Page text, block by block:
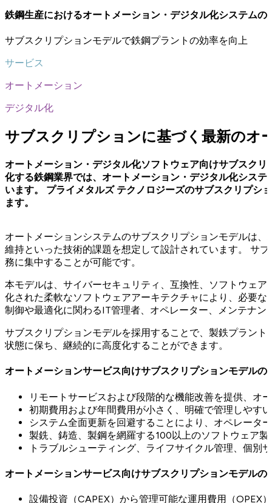
鉄鋼生産におけるオートメーション・デジタル化システムの
サブスクリプションモデルで鉄鋼プラントの効率を向上
サービス
オートメーション
デジタル化
サブスクリプションに基づく最新のオ
オートメーション・デジタル化ソフトウェア向けサブスク
化する鉄鋼業界では、オートメーション・デジタル化シス
います。 プライメタルズ テクノロジーズのサブスクリプシ
ます。
オートメーションシステムのサブスクリプションモデルは
維持といった技術的課題を想定して設計されています。 サ
務に集中することが可能です。
本モデルは、サイバーセキュリティ、互換性、ソフトウェ
化された柔軟なソフトウェアアーキテクチャにより、必要
制御や最適化に関わるIT管理者、オペレーター、メンテナン
サブスクリプションモデルを採用することで、製鉄プラン
状態に保ち、継続的に高度化することができます。
オートメーションサービス向けサブスクリプションモデルの
リモートサービスおよび段階的な機能改善を提供、オ
初期費用および年間費用が小さく、明確で管理しやす
システム全面更新を回避することにより、オペレータ
製銑、鋳造、製鋼を網羅する100以上のソフトウェア
トラブルシューティング、ライフサイクル管理、個別
オートメーションサービス向けサブスクリプションモデルの
設備投資（CAPEX）から管理可能な運用費用（OPEX